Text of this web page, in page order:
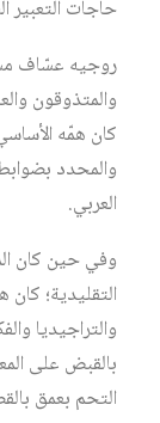
حاجات التعبير
روجيه عسّاف
والمتذوقون
كان همّه
والمحدد
العربي.
وفي حين كان
التقليدية؛
والتراجيديا
بالقبض على
التحم بعمق